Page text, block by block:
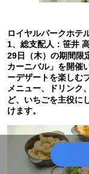
ロイヤルパークホテ
1、総支配人：笹井
29日（木）の期間限
カーニバル」を開催
ーデザートを楽しむ
メニュー、ドリンク
ど、いちごを主役に
けます。